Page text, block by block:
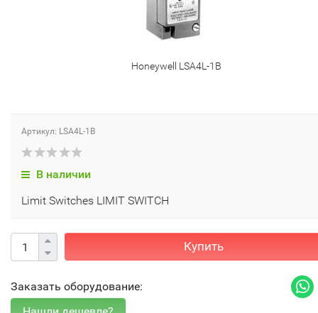
Honeywell LSA4L-1B
Артикул: LSA4L-1B
В наличии
Limit Switches LIMIT SWITCH
Купить
Заказать оборудование: